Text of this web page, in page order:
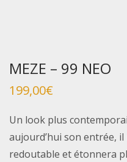
MEZE – 99 NEO
199,00€
Un look plus
aujourd’hui son entrée, il
redoutable et étonnera